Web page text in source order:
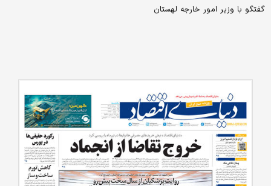
گفتگو با وزیر امور خارجه لهستان